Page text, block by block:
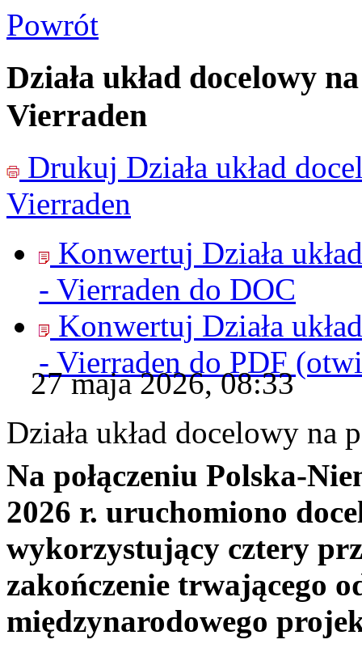
Powrót
Działa układ docelowy
Vierraden
Drukuj Działa układ
Vierraden
Konwertuj Działa
- Vierraden do DOC
Konwertuj Działa
- Vierraden do PDF
27 maja 2026, 08:33
Działa układ docelowy na
Na połączeniu Polska-
2026 r. uruchomiono
wykorzystujący cztery
zakończenie trwającego
międzynarodowego